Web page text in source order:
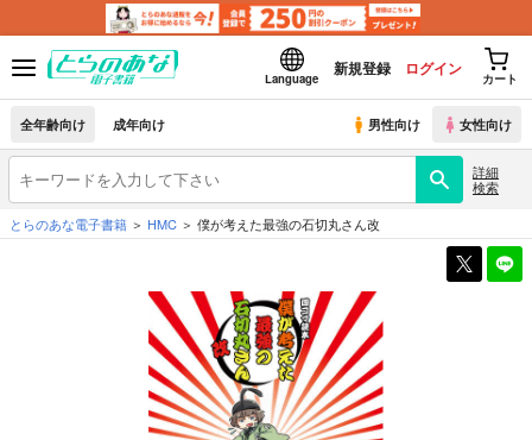
Language
新規登録 ログイン
カート
全年齢向け 成年向け 男性向け 女性向け
詳細
検索
とらのあな電子書籍
HMC 僕が考えた最強の石切丸さん改